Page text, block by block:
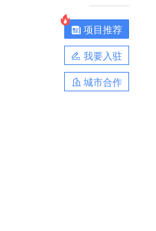
项目推荐
我要入驻
城市合作